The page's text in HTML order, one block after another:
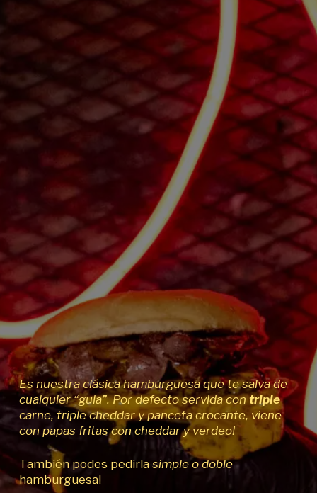
Es nuestra clásica hamburguesa que te salva de
cualquier “gula”. Por defecto servida contriple
carne, triple cheddar y panceta crocante, viene
con papas fritas con cheddar y verdeo!
También podes pedirla simple o doble
hamburguesa!